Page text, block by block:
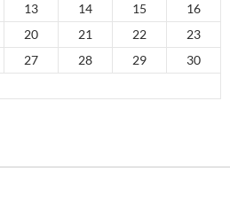
13 14 15
16
20 21 22
23
27 28 29
30